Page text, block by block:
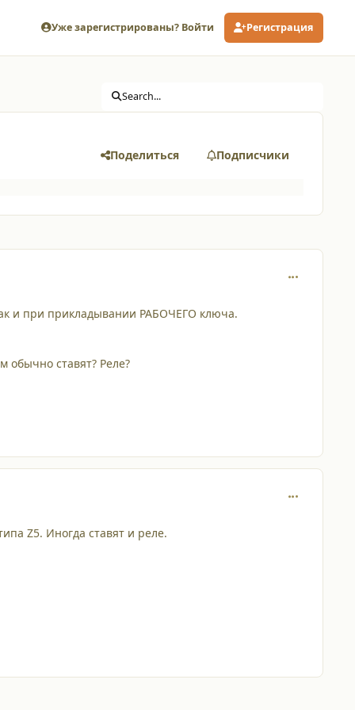
Уже зарегистрированы? Войти Регистрация
Search...
Поделиться Подписчики
и при прикладывании РАБОЧЕГО ключа.
ставят? Реле?
Z5. Иногда ставят и реле.